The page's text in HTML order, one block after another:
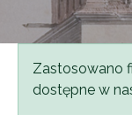
Status
Zastosowano
dostępne w